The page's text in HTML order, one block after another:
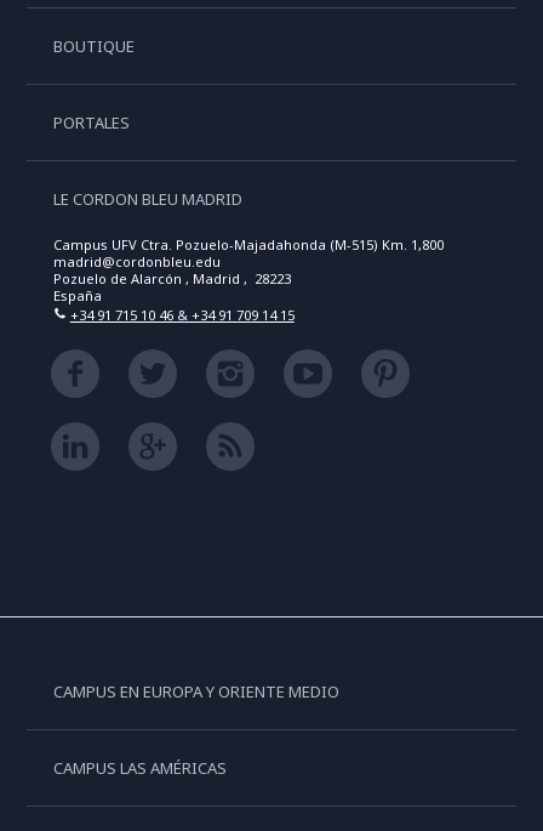
BOUTIQUE
PORTALES
LE CORDON BLEU MADRID
Campus UFV Ctra. Pozuelo-Majadahonda (M-515) Km. 1,800
madrid@cordonbleu.edu
Pozuelo de Alarcón , Madrid , 28223
España
+34 91 715 10 46 & +34 91 709 14 15
CAMPUS EN EUROPA Y ORIENTE MEDIO
CAMPUS LAS AMÉRICAS